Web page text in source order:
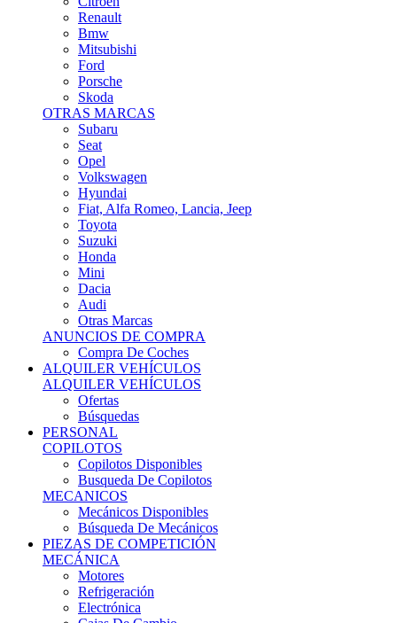
Renault
Bmw
Mitsubishi
Ford
Porsche
Skoda
OTRAS MARCAS
Subaru
Seat
Opel
Volkswagen
Hyundai
Fiat, Alfa Romeo, Lancia, Jeep
Toyota
Suzuki
Honda
Mini
Dacia
Audi
Otras Marcas
ANUNCIOS DE COMPRA
Compra De Coches
ALQUILER VEHÍCULOS
ALQUILER VEHÍCULOS
Ofertas
Búsquedas
PERSONAL
COPILOTOS
Copilotos Disponibles
Busqueda De Copilotos
MECANICOS
Mecánicos Disponibles
Búsqueda De Mecánicos
PIEZAS DE COMPETICIÓN
MECÁNICA
Motores
Refrigeración
Electrónica